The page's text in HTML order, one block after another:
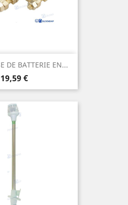
DE BATTERIE EN...
Prix
19,59 €